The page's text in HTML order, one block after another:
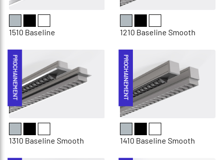
1510 Baseline 1210 Baseline Smooth
PROCHAINEMENT
1310 Baseline Smooth
PROCHAINEMENT
1410 Baseline Smooth